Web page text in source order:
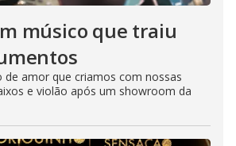
músico que traiu
de amor que criamos com nossas
e violão após um showroom da